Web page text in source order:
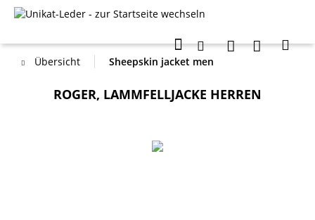
Übersicht Sheepskin jacket men
ROGER, LAMMFELLJACKE HERREN